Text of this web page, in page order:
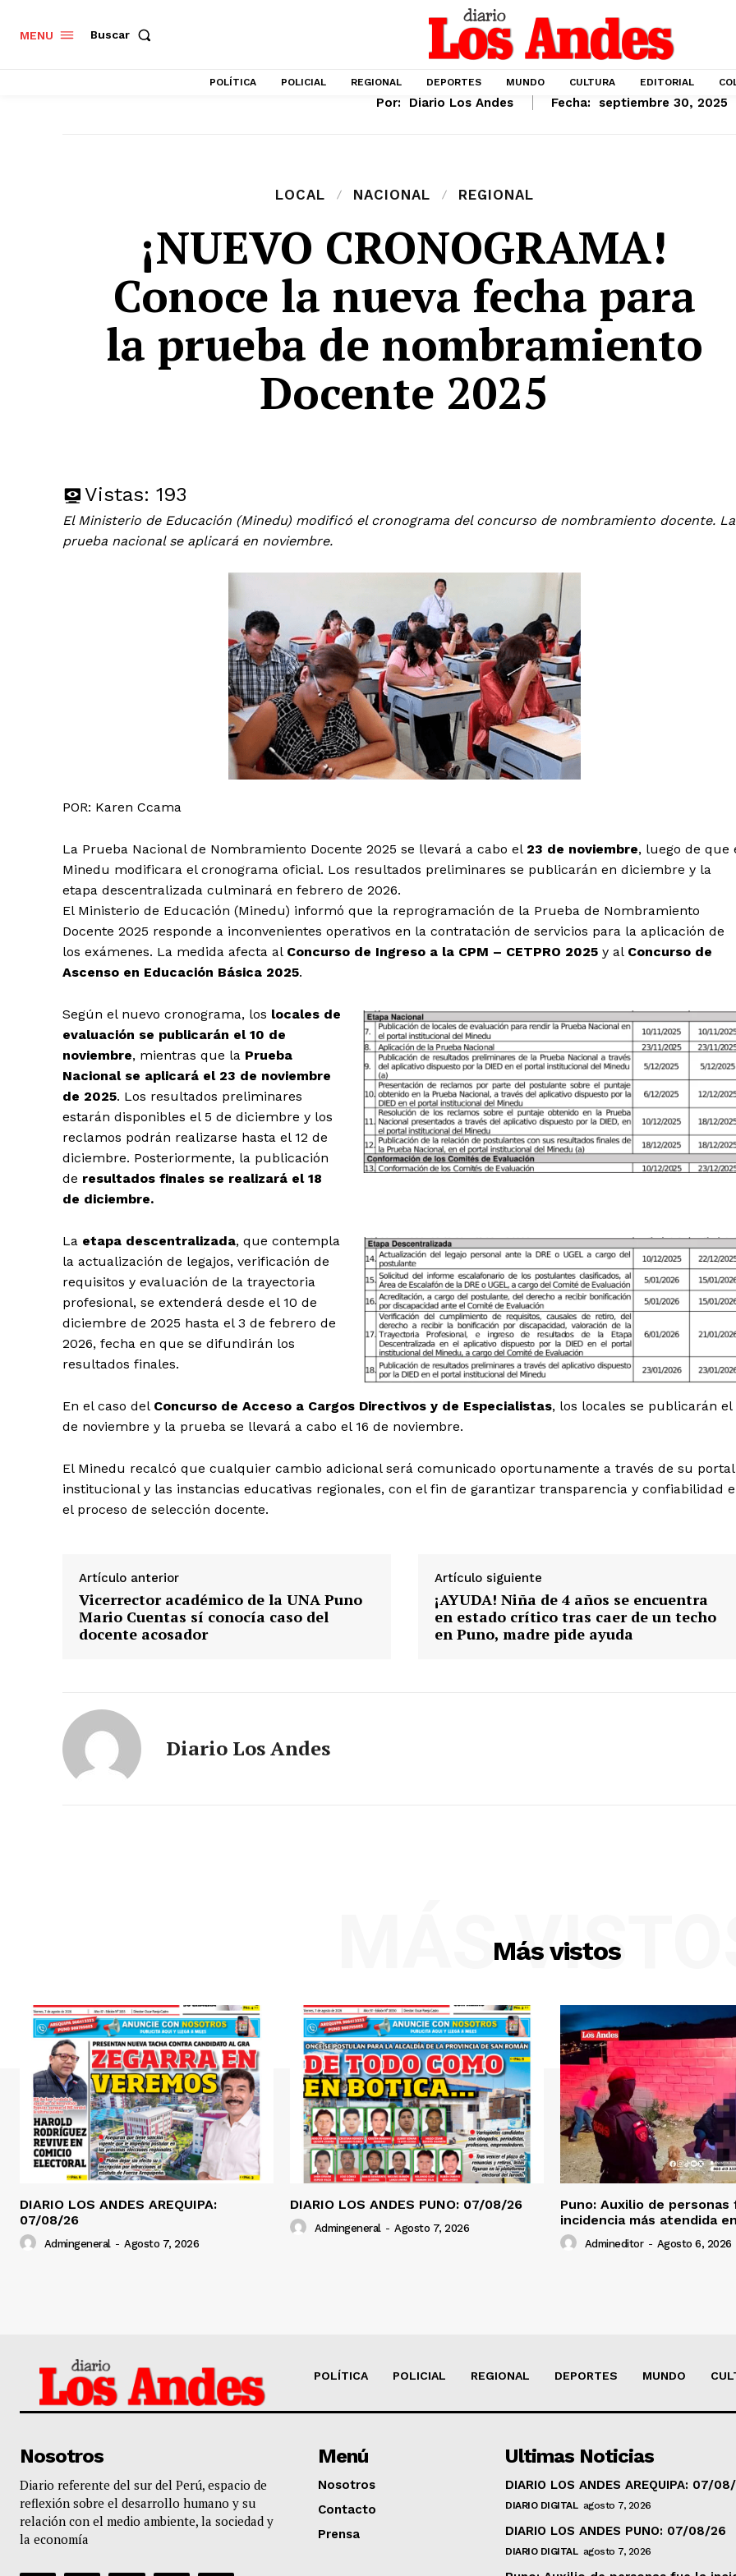
SUSCRIBETE
Diario los Andes
Nosotros
Contacto
MENU Buscar
POLÍTICA POLICIAL REGIONAL DEPORTES MUNDO CULTURA EDITORIAL
Por: Diario Los Andes Fecha: septiembre 30, 2025
LOCAL NACIONAL REGIONAL
¡NUEVO CRONOGRAMA!
Conoce la nueva fecha para
la prueba de nombramiento
Docente 2025
Vistas: 193
El Ministerio de Educación (Minedu) modificó el cronograma del concurso de nombramiento docente. La
prueba nacional se aplicará en noviembre.
POR: Karen Ccama
La Prueba Nacional de Nombramiento Docente 2025 se llevará a cabo el 23 de noviembre, luego de que
Minedu modificara el cronograma oficial. Los resultados preliminares se publicarán en diciembre y la
etapa descentralizada culminará en febrero de 2026.
El Ministerio de Educación (Minedu) informó que la reprogramación de la Prueba de Nombramiento
Docente 2025 responde a inconvenientes operativos en la contratación de servicios para la aplicación de
los exámenes. La medida afecta al Concurso de Ingreso a la CPM – CETPRO 2025 y al Concurso de
Ascenso en Educación Básica 2025.
Según el nuevo cronograma, los locales de
evaluación se publicarán el 10 de
noviembre, mientras que la Prueba
Nacional se aplicará el 23 de noviembre
de 2025. Los resultados preliminares
estarán disponibles el 5 de diciembre y los
reclamos podrán realizarse hasta el 12 de
diciembre. Posteriormente, la publicación
de resultados finales se realizará el 18
de diciembre.
La etapa descentralizada, que contempla
la actualización de legajos, verificación de
requisitos y evaluación de la trayectoria
profesional, se extenderá desde el 10 de
diciembre de 2025 hasta el 3 de febrero de
2026, fecha en que se difundirán los
resultados finales.
En el caso del Concurso de Acceso a Cargos Directivos y de Especialistas, los locales se publicarán el
de noviembre y la prueba se llevará a cabo el 16 de noviembre.
El Minedu recalcó que cualquier cambio adicional será comunicado oportunamente a través de su portal
institucional y las instancias educativas regionales, con el fin de garantizar transparencia y confiabilidad
el proceso de selección docente.
Artículo anterior
Vicerrector académico de la UNA Puno
Mario Cuentas sí conocía caso del
docente acosador
Artículo siguiente
¡AYUDA! Niña de 4 años se encuentra
en estado crítico tras caer de un techo
en Puno, madre pide ayuda
Diario Los Andes
Más vistos
MÁS
DIARIO LOS ANDES AREQUIPA:
07/08/26
Admingeneral - Agosto 7, 2026
DIARIO LOS ANDES PUNO: 07/08/26
Admingeneral - Agosto 7, 2026
Puno: Auxilio de personas
incidencia más atendida
Admineditor - Agosto 6, 2026
POLÍTICA POLICIAL REGIONAL DEPORTES MUNDO
Nosotros
Diario referente del sur del Perú, espacio de
reflexión sobre el desarrollo humano y su
relación con el medio ambiente, la sociedad y
la economía
Menú
Nosotros
Contacto
Prensa
Ultimas Noticias
DIARIO LOS ANDES AREQUIPA: 07/
DIARIO DIGITAL agosto 7, 2026
DIARIO LOS ANDES PUNO: 07/08/26
DIARIO DIGITAL agosto 7, 2026